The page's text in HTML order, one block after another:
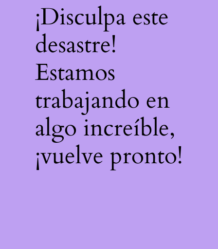
¡Disculpa este
desastre!
Estamos
trabajando en
algo increíble,
¡vuelve pronto!